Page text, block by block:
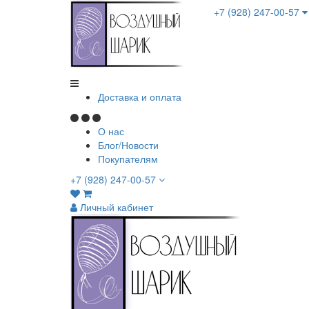
+7 (928) 247-00-57
Доставка и оплата
О нас
Блог/Новости
Покупателям
+7 (928) 247-00-57
Личный кабинет